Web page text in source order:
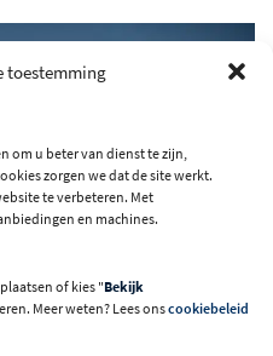
toestemming
om u beter van dienst te zijn,
zorgen we dat de site werkt.
te verbeteren. Met
en machines.
of kies "Bekijk
Meer weten? Lees onscookiebeleid